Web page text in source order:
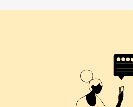
365 dagar 90 dagar